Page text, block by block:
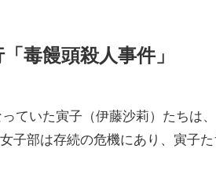
毒饅頭殺人事件」
ていた寅子（伊藤沙莉）たちは
子部は存続の危機にあり、寅子